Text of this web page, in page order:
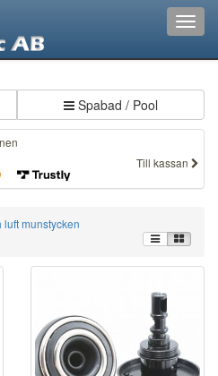
Spabad / Pool
Till kassan
luft munstycken